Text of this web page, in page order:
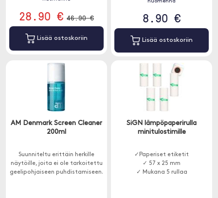
28.90 € 46.90 €
Lisää ostoskoriin
huomenna
8.90 €
Lisää ostoskoriin
AM Denmark Screen Cleaner
200ml
Suunniteltu erittäin herkille
näytöille, joita ei ole tarkoitettu
geelipohjaiseen puhdistamiseen.
SiGN lämpöpaperirulla
minitulostimille
✓Paperiset etiketit
✓ 57 x 25 mm
✓ Mukana 5 rullaa